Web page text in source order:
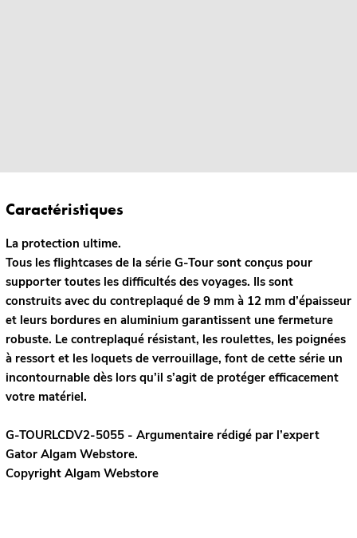
Caractéristiques
La protection ultime.
Tous les flightcases de la série G-Tour sont conçus pour
supporter toutes les difficultés des voyages. Ils sont
construits avec du contreplaqué de 9 mm à 12 mm d’épaisseur
et leurs bordures en aluminium garantissent une fermeture
robuste. Le contreplaqué résistant, les roulettes, les poignées
à ressort et les loquets de verrouillage, font de cette série un
incontournable dès lors qu’il s’agit de protéger efficacement
votre matériel.
G-TOURLCDV2-5055 - Argumentaire rédigé par l’expert
GatorAlgam Webstore.
Copyright Algam Webstore